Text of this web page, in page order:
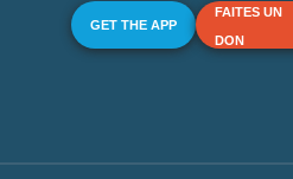
GET THE APP
FAITES UN
DON